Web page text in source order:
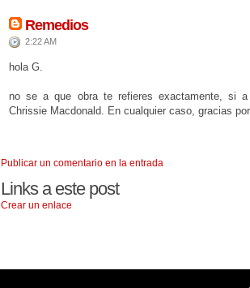
Remedios
2:22 AM
hola G.
no se a que obra te refieres exactamente, si
Chrissie Macdonald. En cualquier caso, gracias
Publicar un comentario en la entrada
Links a este post
Crear un enlace